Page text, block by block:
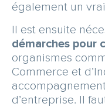
également un
Il est ensuite
démarches pour
organismes
Commerce et
d’entreprise. Il